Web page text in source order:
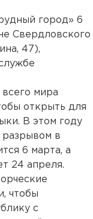
город» 6
Свердловского
47),
мира
открыть для
В этом году
разрывом в
6 марта, а
24 апреля.
чтобы
с